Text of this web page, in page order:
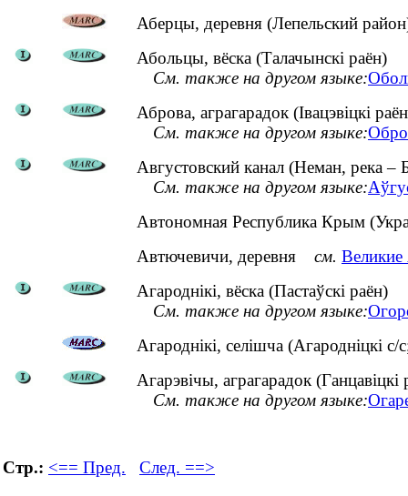
Аберцы, деревня (Лепельский
Абольцы, вёска (Талачынскі раён)
См. также на другом языке:
Аброва, аграгарадок (Івацэвіцкі
См. также на другом языке:
Августовский канал (Неман, река –
См. также на другом языке:
Автономная Республика Крым
Автючевичи, деревня см. Великие
Агароднікі, вёска (Пастаўскі раён)
См. также на другом языке:
Агароднікі, селішча (Агародніцкі
Агарэвічы, аграгарадок (Ганцавіцкі
См. также на другом языке:
Стр.: <== Пред. След. ==>